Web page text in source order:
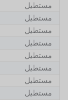
مستطيل
مستطيل
مستطيل
مستطيل
مستطيل
مستطيل
مستطيل
مستطيل